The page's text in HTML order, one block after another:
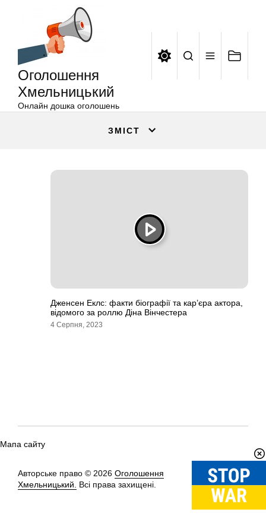
Оголошення
Хмельницький
Онлайн дошка оголошень
ЗМІСТ
Дженсен Еклс: факти біографії та кар’єра актора,
відомого за роллю Діна Вінчестера
4 Серпня, 2023
Мапа сайту
Авторське право © 2026 Оголошення
Хмельницький.
Всі права захищені.
Вгору↑